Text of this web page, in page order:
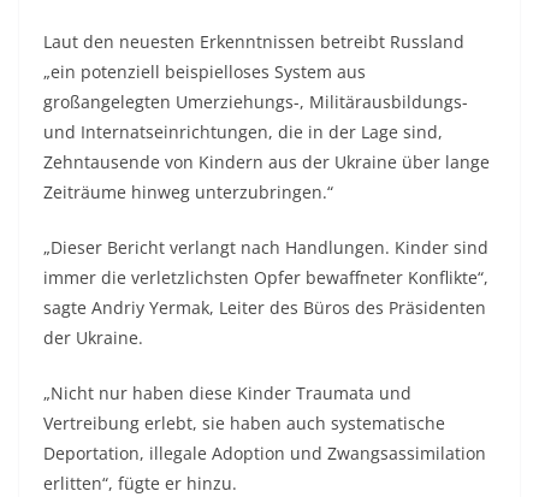
Laut den neuesten Erkenntnissen betreibt Russland
„ein potenziell beispielloses System aus
großangelegten Umerziehungs-, Militärausbildungs-
und Internatseinrichtungen, die in der Lage sind,
Zehntausende von Kindern aus der Ukraine über lange
Zeiträume hinweg unterzubringen.“
„Dieser Bericht verlangt nach Handlungen. Kinder sind
immer die verletzlichsten Opfer bewaffneter Konflikte“,
sagte Andriy Yermak, Leiter des Büros des Präsidenten
der Ukraine.
„Nicht nur haben diese Kinder Traumata und
Vertreibung erlebt, sie haben auch systematische
Deportation, illegale Adoption und Zwangsassimilation
erlitten“, fügte er hinzu.